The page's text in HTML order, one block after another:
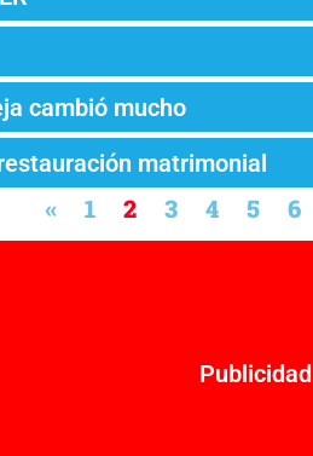
cambió mucho
matrimonial
« 1 2 3 4 5 6
Publicidad